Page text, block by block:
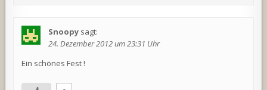
Snoopy sagt:
24. Dezember 2012 um 23:31 Uhr
Ein schönes Fest !